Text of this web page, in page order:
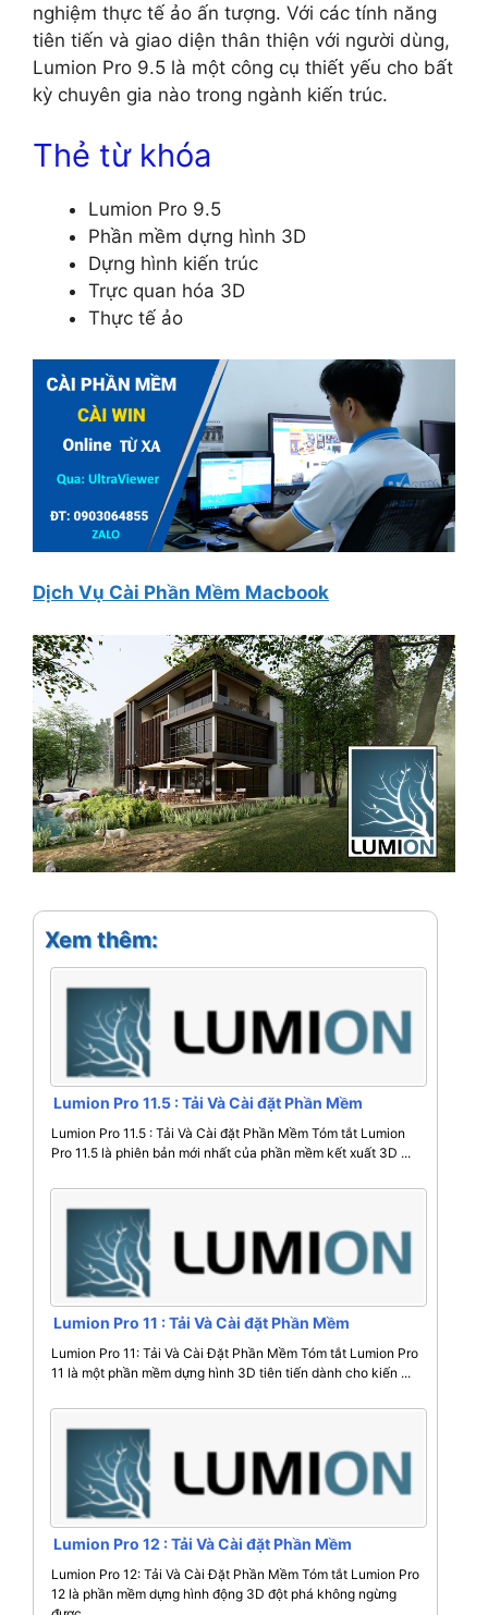
nghiệm thực tế ảo ấn tượng. Với các tính năng
tiên tiến và giao diện thân thiện với người dùng,
Lumion Pro 9.5 là một công cụ thiết yếu cho bất
kỳ chuyên gia nào trong ngành kiến trúc.
Thẻ từ khóa
Lumion Pro 9.5
Phần mềm dựng hình 3D
Dựng hình kiến trúc
Trực quan hóa 3D
Thực tế ảo
Dịch Vụ Cài Phần Mềm Macbook
Xem thêm:
Lumion Pro 11.5 : Tải Và Cài đặt Phần Mềm
Lumion Pro 11.5 : Tải Và Cài đặt Phần Mềm Tóm tắt Lumion
Pro 11.5 là phiên bản mới nhất của phần mềm kết xuất 3D ...
Lumion Pro 11 : Tải Và Cài đặt Phần Mềm
Lumion Pro 11: Tải Và Cài Đặt Phần Mềm Tóm tắt Lumion Pro
11 là một phần mềm dựng hình 3D tiên tiến dành cho kiến ...
Lumion Pro 12 : Tải Và Cài đặt Phần Mềm
Lumion Pro 12: Tải Và Cài Đặt Phần Mềm Tóm tắt Lumion Pro
12 là phần mềm dựng hình động 3D đột phá không ngừng